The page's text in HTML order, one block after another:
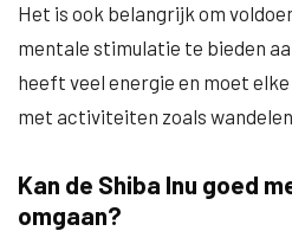
Het is ook belangrijk om
mentale stimulatie te bieden
heeft veel energie en moet
met activiteiten zoals
Kan de Shiba Inu goed
omgaan?